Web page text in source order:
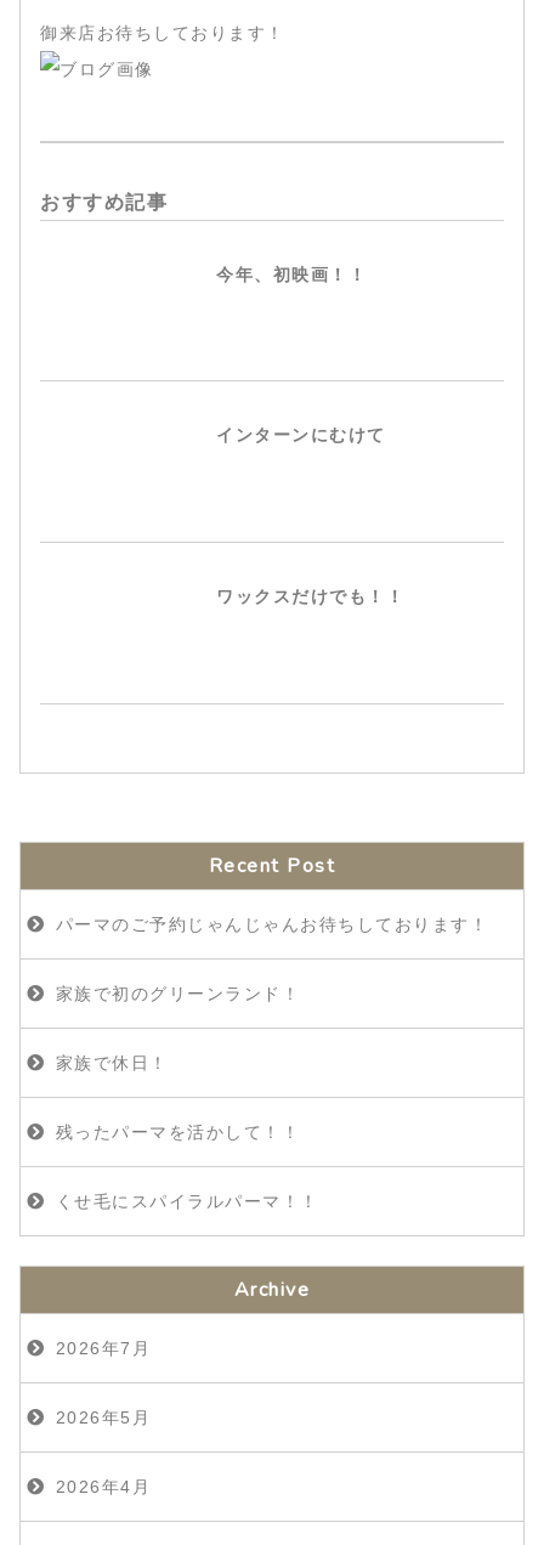
御来店お待ちしております！
おすすめ記事
今年、初映画！！
インターンにむけて
ワックスだけでも！！
Recent Post
パーマのご予約じゃんじゃんお待ちしております！
家族で初のグリーンランド！
家族で休日！
残ったパーマを活かして！！
くせ毛にスパイラルパーマ！！
Archive
2026年7月
2026年5月
2026年4月